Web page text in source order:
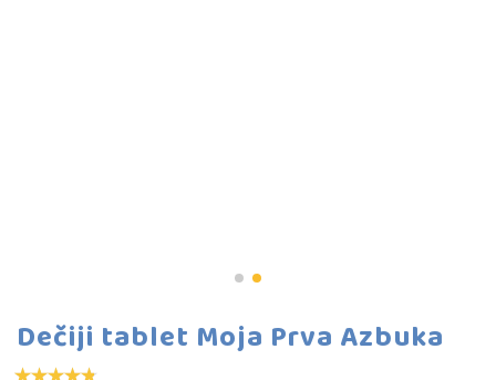
Dečiji tablet Moja Prva Azbuka